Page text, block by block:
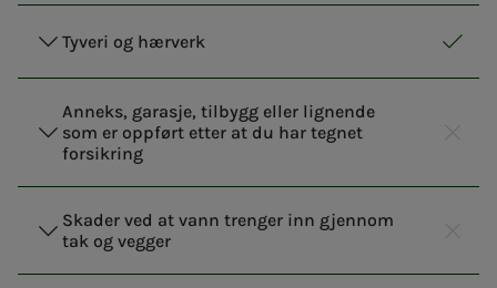
Tyveri og hærverk
Anneks, garasje, tilbygg eller lignende
som er oppført etter at du har tegnet
forsikring
Skader ved at vann trenger inn gjennom
tak og vegger